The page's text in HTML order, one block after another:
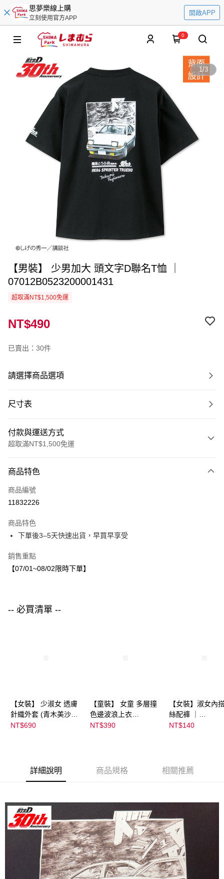
思夢樂線上購
立刻使用官方APP
開啟APP
0
1/3
【男裝】 少男加大 頭文字D聯名T恤 ｜
07012B0523200001431
超取滿NT$1,500免運
NT$490
已賣出：30件
請選擇商品選項
尺寸表
付款與運送方式
超取滿NT$1,500免運
信用卡一次付款
LINE Pay
街口支付
悠遊付
每筆NT$80，滿NT$1,500(含以上)免運費
商品特色
商品編號
11832226
商品特色
下單後3–5天快速出貨，早買早享受
銷售重點
【07/01~08/02限時下單】
-- 必買清單 --
【女裝】 少淑女 透膚
針織外套 (青木美沙子
m♡petit by misako)｜
NT$690
【童裝】 女童 多層撞
色邊波浪上衣
(futafuta) ｜
NT$390
【女裝】淑女內
絲配褲 ｜
NT$140
詳細說明 商品規格 相關推薦